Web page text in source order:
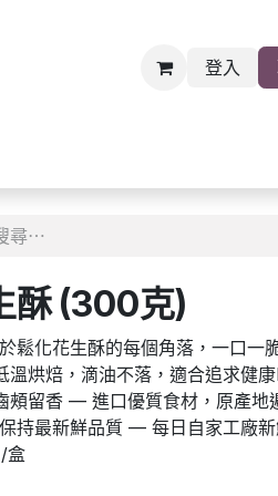
登入
酥 (300克)
鬆化花生酥的每個角落，一口
烘焙，滴油不落，適合追求健
頰留香 — 進口優質食材，原產
持最新鮮品質 — 每日自家工廠新
盒